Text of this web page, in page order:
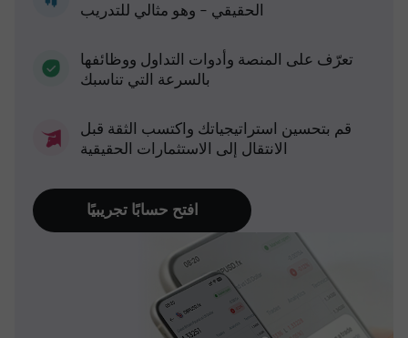
الحقيقي - وهو مثالي للتدريب
تعرّف على المنصة وأدوات التداول ووظائفها
بالسرعة التي تناسبك
قم بتحسين استراتيجياتك واكتسب الثقة قبل
الانتقال إلى الاستثمارات الحقيقية
افتح حسابًا تجريبيًا